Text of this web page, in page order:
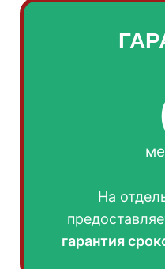
На
гарантия